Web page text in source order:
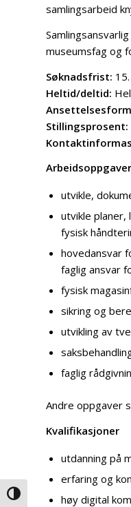
Veksle høykontrast
samlingsarbeid
museumsfag og
Søknadsfrist:
Heltid/deltid:
Stillingsprosent:
Arbeidsoppgaver
utvikle,
utvikle
fysisk
hovedansvar
faglig ansvar
fysisk
sikring og
utvikling av
faglig
Andre oppgaver
Kvalifikasjoner
utdanning på
erfaring og
høy digital